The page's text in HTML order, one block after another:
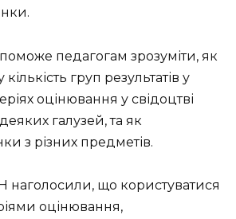
педагогам зрозуміти, як
кількість груп результатів у
оцінювання у свідоцтві
галузей, та як
з різних предметів.
що користуватися
оцінювання,